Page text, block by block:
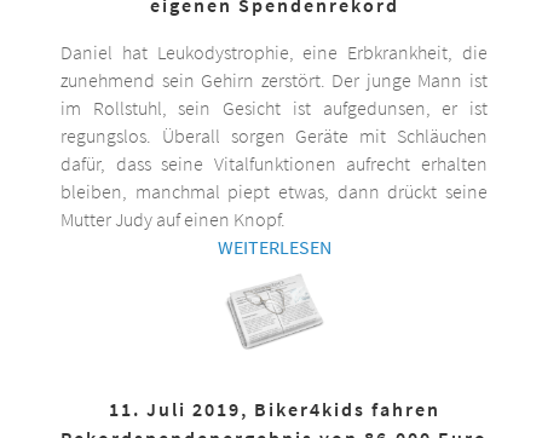
Daniel hat Leukodystrophie, eine Erbkrankheit, die
zunehmend sein Gehirn zerstört. Der junge Mann ist
im Rollstuhl, sein Gesicht ist aufgedunsen, er ist
regungslos. Überall sorgen Geräte mit Schläuchen
dafür, dass seine Vitalfunktionen aufrecht erhalten
bleiben, manchmal piept etwas, dann drückt seine
Mutter Judy auf einen Knopf.
WEITERLESEN
11. Juli 2019, Biker4kids fahren